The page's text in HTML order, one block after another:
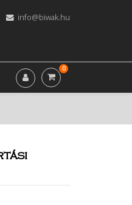
info@biwak.hu
0